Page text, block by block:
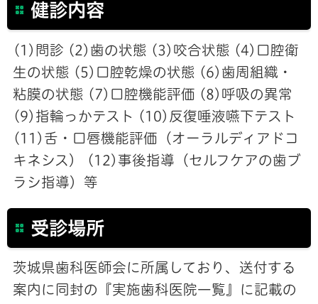
健診内容
(1)問診 (2)歯の状態 (3)咬合状態 (4)口腔衛
生の状態 (5)口腔乾燥の状態 (6)歯周組織・
粘膜の状態 (7)口腔機能評価 (8)呼吸の異常
(9)指輪っかテスト (10)反復唾液嚥下テスト
(11)舌・口唇機能評価（オーラルディアドコ
キネシス） (12)事後指導（セルフケアの歯ブ
ラシ指導）等
受診場所
茨城県歯科医師会に所属しており、送付する
案内に同封の『実施歯科医院一覧』に記載の